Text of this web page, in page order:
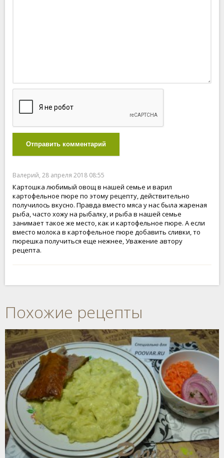
Отправить комментарий
Валерий, 28 апреля 2018 08:55
Картошка любимый овощ в нашей семье и варил
картофельное пюре по этому рецепту, действительно
получилось вкусно. Правда вместо мяса у нас была жареная
рыба, часто хожу на рыбалку, и рыба в нашей семье
занимает такое же место, как и картофельное пюре. А если
вместо молока в картофельное пюре добавить сливки, то
пюрешка получиться еще нежнее, Уважение автору
рецепта.
Похожие рецепты